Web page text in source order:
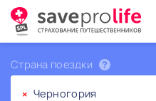
Страна поездки
× Черногория